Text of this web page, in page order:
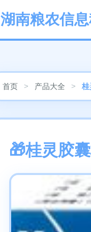
湖南粮农信
首页 > 产品大全 > 桂
桂灵胶